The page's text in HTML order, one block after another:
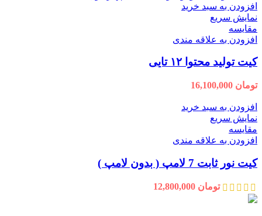
افزودن به سبد خرید
نمایش سریع
مقايسه
افزودن به علاقه مندی
کیت تولید محتوا ۱۲ تایی
تومان
افزودن به سبد خرید
نمایش سریع
مقايسه
افزودن به علاقه مندی
کیت نور ثابت 7 لامپ ( بدون لامپ )
تومان